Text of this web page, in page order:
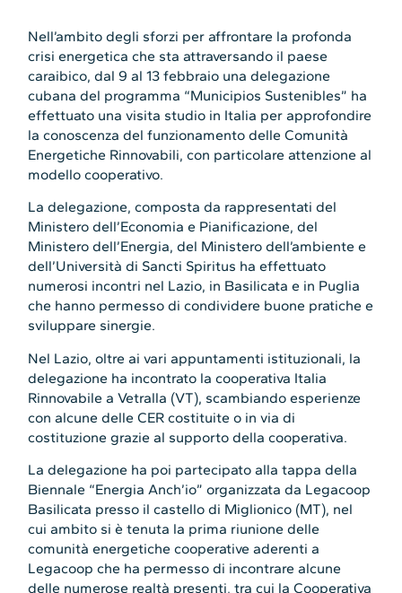
Nell’ambito degli sforzi per affrontare la profonda
crisi energetica che sta attraversando il paese
caraibico, dal 9 al 13 febbraio una delegazione
cubana del programma “Municipios Sustenibles” ha
effettuato una visita studio in Italia per approfondire
la conoscenza del funzionamento delle Comunità
Energetiche Rinnovabili, con particolare attenzione al
modello cooperativo.
La delegazione, composta da rappresentati del
Ministero dell’Economia e Pianificazione, del
Ministero dell’Energia, del Ministero dell’ambiente e
dell’Università di Sancti Spiritus ha effettuato
numerosi incontri nel Lazio, in Basilicata e in Puglia
che hanno permesso di condividere buone pratiche e
sviluppare sinergie.
Nel Lazio, oltre ai vari appuntamenti istituzionali, la
delegazione ha incontrato la cooperativa Italia
Rinnovabile a Vetralla (VT), scambiando esperienze
con alcune delle CER costituite o in via di
costituzione grazie al supporto della cooperativa.
La delegazione ha poi partecipato alla tappa della
Biennale “Energia Anch’io” organizzata da Legacoop
Basilicata presso il castello di Miglionico (MT), nel
cui ambito si è tenuta la prima riunione delle
comunità energetiche cooperative aderenti a
Legacoop che ha permesso di incontrare alcune
delle numerose realtà presenti, tra cui la Cooperativa